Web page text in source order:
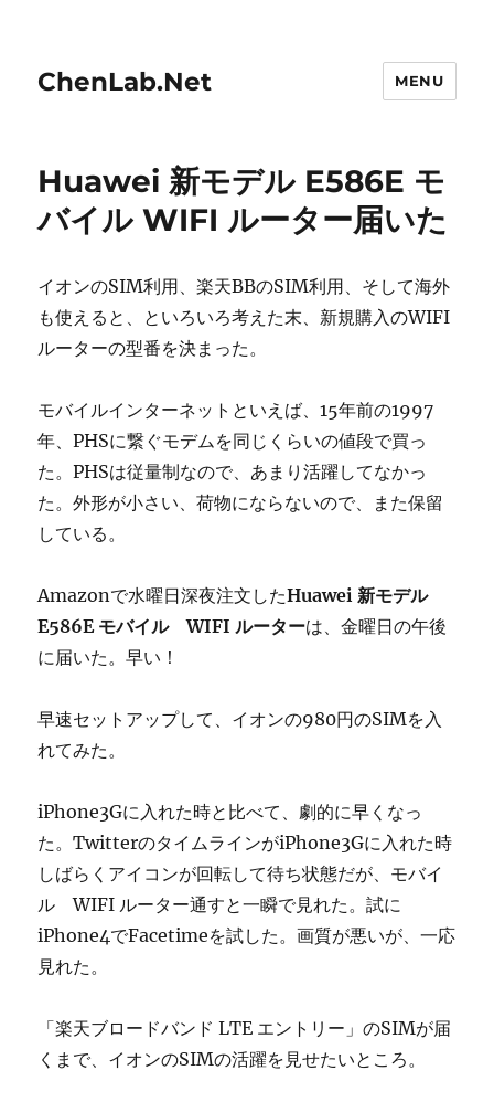
ChenLab.Net MENU
Huawei 新モデル E586E モ
バイル WIFI ルーター届いた
イオンのSIM利用、楽天BBのSIM利用、そして海外
も使えると、といろいろ考えた末、新規購入のWIFI
ルーターの型番を決まった。
モバイルインターネットといえば、15年前の1997
年、PHSに繋ぐモデムを同じくらいの値段で買っ
た。PHSは従量制なので、あまり活躍してなかっ
た。外形が小さい、荷物にならないので、また保留
している。
Amazonで水曜日深夜注文したHuawei 新モデル
E586E モバイル WIFI ルーターは、金曜日の午後
に届いた。早い！
早速セットアップして、イオンの980円のSIMを入
れてみた。
iPhone3Gに入れた時と比べて、劇的に早くなっ
た。TwitterのタイムラインがiPhone3Gに入れた時
しばらくアイコンが回転して待ち状態だが、モバイ
ル WIFI ルーター通すと一瞬で見れた。試に
iPhone4でFacetimeを試した。画質が悪いが、一応
見れた。
「楽天ブロードバンド LTE エントリー」のSIMが届
くまで、イオンのSIMの活躍を見せたいところ。